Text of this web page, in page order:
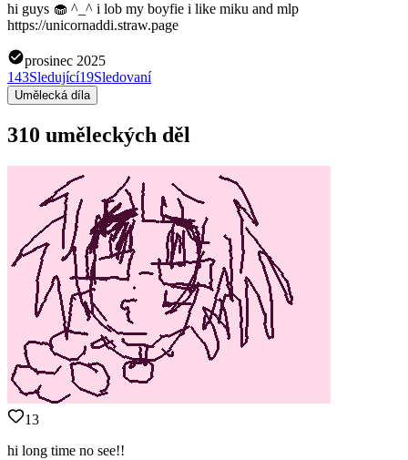
hi guys 🧁 ^_^ i lob my boyfie i like miku and mlp
https://unicornaddi.straw.page
prosinec 2025
143Sledující19Sledovaní
Umělecká díla
310 uměleckých děl
13
hi long time no see!!